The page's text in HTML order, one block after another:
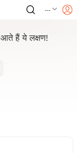
---
आते हैं ये लक्षण!